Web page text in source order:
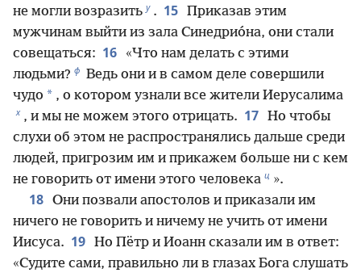
не могли возразить у . 15 Приказав этим
мужчинам выйти из зала Синедрио́на, они стали
совещаться: 16
«Что нам делать с этими
людьми? ф Ведь они и в самом деле совершили
чудо * , о котором узнали все жители Иерусалима
х , и мы не можем этого отрицать. 17 Но чтобы
слухи об этом не распространялись дальше среди
людей, пригрозим им и прикажем больше ни с кем
не говорить от имени этого человека ц ».
18 Они позвали апостолов и приказали им
ничего не говорить и ничему не учить от имени
Иисуса. 19 Но Пётр и Иоанн сказали им в ответ:
«Судите сами, правильно ли в глазах Бога слушать